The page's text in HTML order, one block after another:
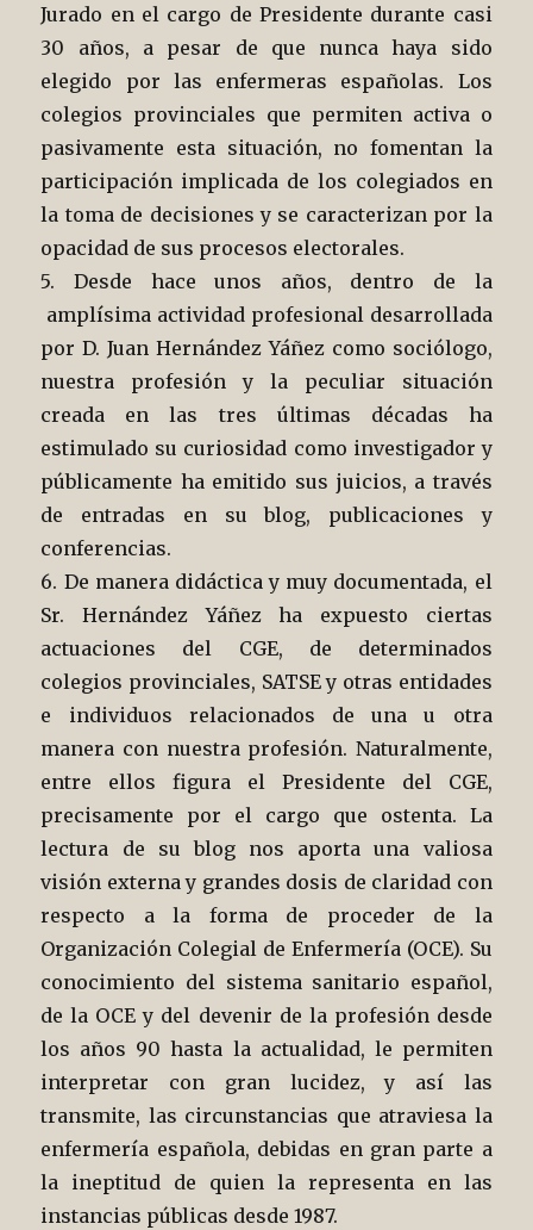
Jurado en el cargo de Presidente durante casi
30 años, a pesar de que nunca haya sido
elegido por las enfermeras españolas. Los
colegios provinciales que permiten activa o
pasivamente esta situación, no fomentan la
participación implicada de los colegiados en
la toma de decisiones y se caracterizan por la
opacidad de sus procesos electorales.
5. Desde hace unos años, dentro de la
amplísima actividad profesional desarrollada
por D. Juan Hernández Yáñez como sociólogo,
nuestra profesión y la peculiar situación
creada en las tres últimas décadas ha
estimulado su curiosidad como investigador y
públicamente ha emitido sus juicios, a través
de entradas en su blog, publicaciones y
conferencias.
6. De manera didáctica y muy documentada, el
Sr. Hernández Yáñez ha expuesto ciertas
actuaciones del CGE, de determinados
colegios provinciales, SATSE y otras entidades
e individuos relacionados de una u otra
manera con nuestra profesión. Naturalmente,
entre ellos figura el Presidente del CGE,
precisamente por el cargo que ostenta. La
lectura de su blog nos aporta una valiosa
visión externa y grandes dosis de claridad con
respecto a la forma de proceder de la
Organización Colegial de Enfermería (OCE). Su
conocimiento del sistema sanitario español,
de la OCE y del devenir de la profesión desde
los años 90 hasta la actualidad, le permiten
interpretar con gran lucidez, y así las
transmite, las circunstancias que atraviesa la
enfermería española, debidas en gran parte a
la ineptitud de quien la representa en las
instancias públicas desde 1987.